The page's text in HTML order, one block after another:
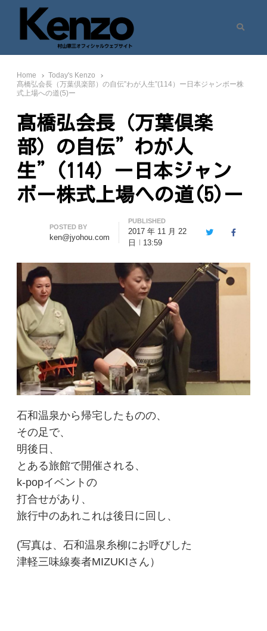
七転八起 – 村山憲三 Official Site
村山憲三ウェブサイト
Home
Today's Kenzo
髙橋弘会長（万葉倶楽部）の自伝”わが人生”(114）ー日本ジャンボー株
式上場への道(5)ー
髙橋弘会長（万葉倶楽
部）の自伝”わが人
生”(114）ー日本ジャン
ボー株式上場への道(5)ー
Author
POSTED BY
ken@jyohou.com
PUBLISHED
2017 年 11 月 22
日
13:59
TwitterFacebook
石和温泉から帰宅したものの、
その足で、
明後日、
とある旅館で開催される、
k-popイベントの
打合せがあり、
旅行中のあれこれは後日に回し、
(写真は、石和温泉糸柳にお呼びした
津軽三味線奏者MIZUKIさん）